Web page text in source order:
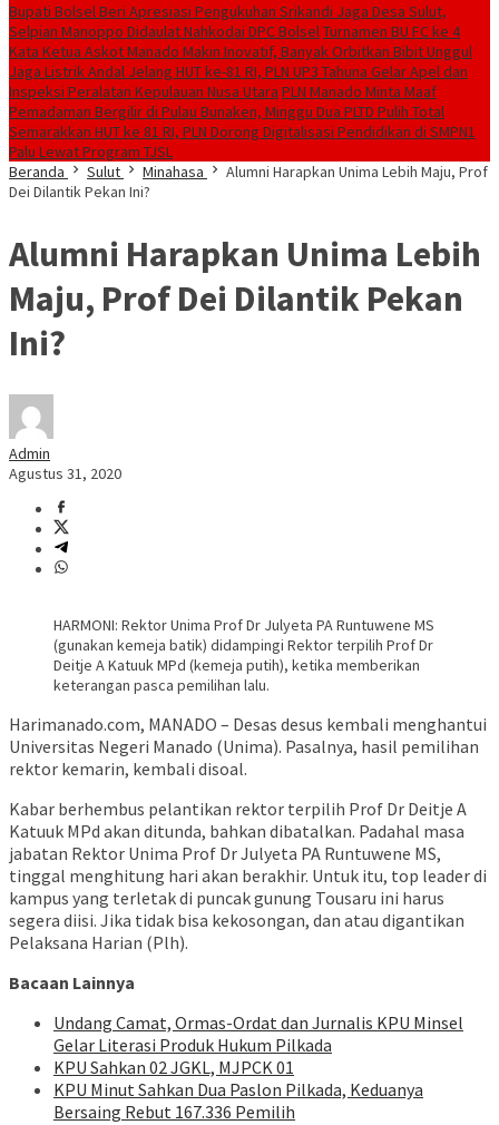
Bupati Bolsel Beri Apresiasi Pengukuhan Srikandi Jaga Desa Sulut,
Selpian Manoppo Didaulat Nahkodai DPC BolselTurnamen BU FC ke 4
Kata Ketua Askot Manado Makin Inovatif, Banyak Orbitkan Bibit Unggul
Jaga Listrik Andal Jelang HUT ke-81 RI, PLN UP3 Tahuna Gelar Apel dan
Inspeksi Peralatan Kepulauan Nusa Utara PLN Manado Minta Maaf
Pemadaman Bergilir di Pulau Bunaken, Minggu Dua PLTD Pulih Total
Semarakkan HUT ke 81 RI, PLN Dorong Digitalisasi Pendidikan di SMPN1
Palu Lewat Program TJSL
Beranda
Sulut Minahasa
Alumni Harapkan Unima Lebih Maju, Prof
Dei Dilantik Pekan Ini?
Alumni Harapkan Unima Lebih
Maju, Prof Dei Dilantik Pekan
Ini?
Admin
Agustus 31, 2020
HARMONI: Rektor Unima Prof Dr Julyeta PA Runtuwene MS
(gunakan kemeja batik) didampingi Rektor terpilih Prof Dr
Deitje A Katuuk MPd (kemeja putih), ketika memberikan
keterangan pasca pemilihan lalu.
Harimanado.com, MANADO – Desas desus kembali menghantui
Universitas Negeri Manado (Unima). Pasalnya, hasil pemilihan
rektor kemarin, kembali disoal.
Kabar berhembus pelantikan rektor terpilih Prof Dr Deitje A
Katuuk MPd akan ditunda, bahkan dibatalkan. Padahal masa
jabatan Rektor Unima Prof Dr Julyeta PA Runtuwene MS,
tinggal menghitung hari akan berakhir. Untuk itu, top leader di
kampus yang terletak di puncak gunung Tousaru ini harus
segera diisi. Jika tidak bisa kekosongan, dan atau digantikan
Pelaksana Harian (Plh).
Bacaan Lainnya
Undang Camat, Ormas-Ordat dan Jurnalis KPU Minsel
Gelar Literasi Produk Hukum Pilkada
KPU Sahkan 02 JGKL, MJPCK 01
KPU Minut Sahkan Dua Paslon Pilkada, Keduanya
Bersaing Rebut 167.336 Pemilih